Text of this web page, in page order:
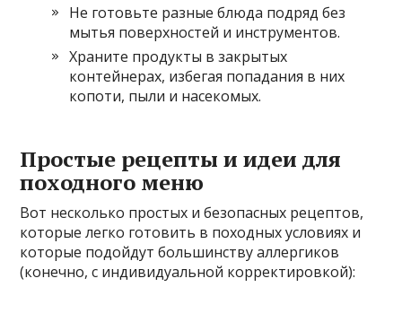
Не готовьте разные блюда подряд без
мытья поверхностей и инструментов.
Храните продукты в закрытых
контейнерах, избегая попадания в них
копоти, пыли и насекомых.
Простые рецепты и идеи для
походного меню
Вот несколько простых и безопасных рецептов,
которые легко готовить в походных условиях и
которые подойдут большинству аллергиков
(конечно, с индивидуальной корректировкой):